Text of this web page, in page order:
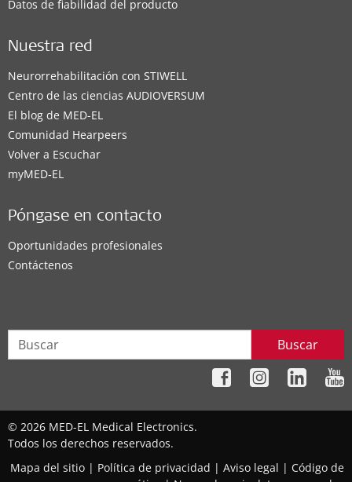
Datos de fiabilidad del producto
Nuestra red
Neurorrehabilitación con STIWELL
Centro de las ciencias AUDIOVERSUM
El blog de MED-EL
Comunidad Hearpeers
Volver a Escuchar
myMED‑EL
Póngase en contacto
Oportunidades profesionales
Contáctenos
Buscar
© 2026 MED-EL Medical Electronics.
Todos los derechos reservados.
Mapa del sitio | Política de privacidad | Aviso legal | Código de